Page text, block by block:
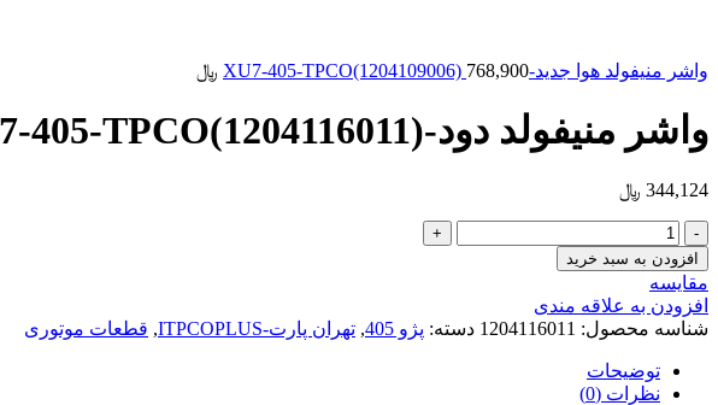
واشر منیفولد هوا جدید-XU7-405-TPCO(1204109006)768,900 ﷼
واشر منیفولد دود-XU7-405-TPCO(1204116011)
344,124 ﷼
واشر
منیفولد
دود-
XU7-
405-
TPCO(1204116011)
عدد
افزودن به سبد خرید
مقایسه
افزودن به علاقه مندی
شناسه محصول: 1204116011 دسته: پژو 405 , تهران پارت-ITPCOPLUS , قطعات موتوری
توضیحات
نظرات (0)